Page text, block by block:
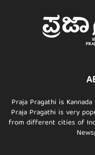
Praja Pragathi is
Praja Pragathi is very
from different cities of